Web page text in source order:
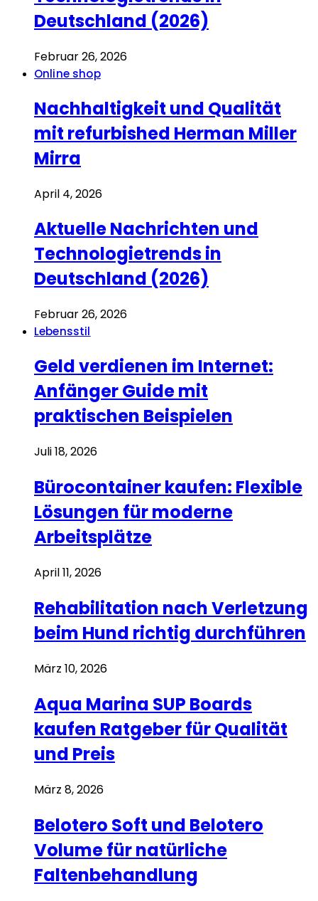
Deutschland (2026)
Februar 26, 2026
Online shop
Nachhaltigkeit und Qualität
mit refurbished Herman Miller
Mirra
April 4, 2026
Aktuelle Nachrichten und
Technologietrends in
Deutschland (2026)
Februar 26, 2026
Lebensstil
Geld verdienen im Internet:
Anfänger Guide mit
praktischen Beispielen
Juli 18, 2026
Bürocontainer kaufen: Flexible
Lösungen für moderne
Arbeitsplätze
April 11, 2026
Rehabilitation nach Verletzung
beim Hund richtig durchführen
März 10, 2026
Aqua Marina SUP Boards
kaufen Ratgeber für Qualität
und Preis
März 8, 2026
Belotero Soft und Belotero
Volume für natürliche
Faltenbehandlung